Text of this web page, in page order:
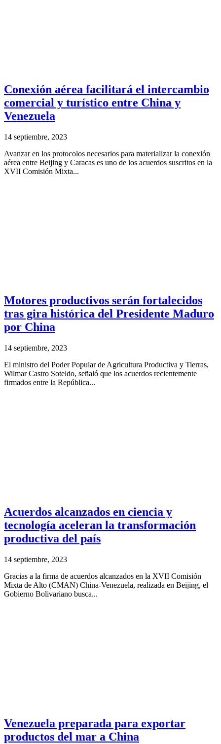
Conexión aérea facilitará el intercambio
comercial y turístico entre China y
Venezuela
14 septiembre, 2023
Avanzar en los protocolos necesarios para materializar la conexión
aérea entre Beijing y Caracas es uno de los acuerdos suscritos en la
XVII Comisión Mixta...
Motores productivos serán fortalecidos
tras gira histórica del Presidente Maduro
por China
14 septiembre, 2023
El ministro del Poder Popular de Agricultura Productiva y Tierras,
Wilmar Castro Soteldo, señaló que los acuerdos recientemente
firmados entre la República...
Acuerdos alcanzados en ciencia y
tecnología aceleran la transformación
productiva del país
14 septiembre, 2023
Gracias a la firma de acuerdos alcanzados en la XVII Comisión
Mixta de Alto (CMAN) China-Venezuela, realizada en Beijing, el
Gobierno Bolivariano busca...
Venezuela preparada para exportar
productos del mar a China